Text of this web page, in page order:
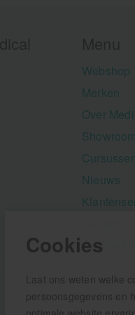
Cookies
Laat ons weten welke
persoonsgegevens en
Webshop
Merken
Over
Nieuws